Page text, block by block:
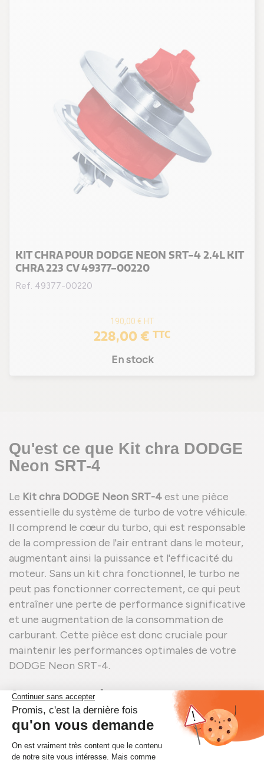
KIT CHRA POUR DODGE NEON SRT-4 2.4L KIT
CHRA 223 CV 49377-00220
Ref. 49377-00220
190,00 € HT
228,00 € TTC
En stock
Qu'est ce que Kit chra DODGE
Neon SRT-4
Le Kit chra DODGE Neon SRT-4est une pièce
essentielle du système de turbo de votre véhicule.
Il comprend le cœur du turbo, qui est responsable
de la compression de l'air entrant dans le moteur,
augmentant ainsi la puissance et l'efficacité du
moteur. Sans un kit chra fonctionnel, le turbo ne
peut pas fonctionner correctement, ce qui peut
entraîner une perte de performance significative
et une augmentation de la consommation de
carburant. Cette pièce est donc cruciale pour
maintenir les performances optimales de votre
DODGE Neon SRT-4.
Avantages du
Reconditionnement de Kit chra
DODGE Neon SRT-4